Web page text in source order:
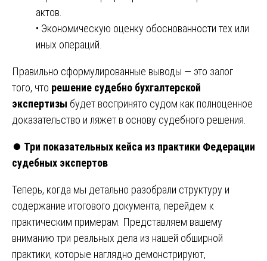
актов.
• Экономическую оценку обоснованности тех или
иных операций.
Правильно сформулированные выводы — это залог
того, что решение судебно бухгалтерской
экспертизы будет воспринято судом как полноценное
доказательство и ляжет в основу судебного решения.
⏺️ Три показательных кейса из практики Федерации
судебных экспертов
Теперь, когда мы детально разобрали структуру и
содержание итогового документа, перейдем к
практическим примерам. Представляем вашему
вниманию три реальных дела из нашей обширной
практики, которые наглядно демонстрируют,